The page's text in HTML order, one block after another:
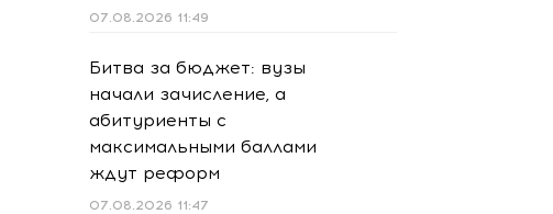
07.08.2026 11:49
Битва за бюджет: вузы
начали зачисление, а
абитуриенты с
максимальными баллами
ждут реформ
07.08.2026 11:47